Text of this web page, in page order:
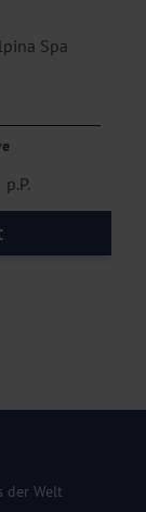
Spa
p.P.
der Welt